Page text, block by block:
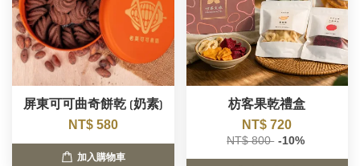
屏東可可曲奇餅乾 (奶素)
NT$ 580
加入購物車
枋客果乾禮盒
NT$ 720
NT$ 800 -10%